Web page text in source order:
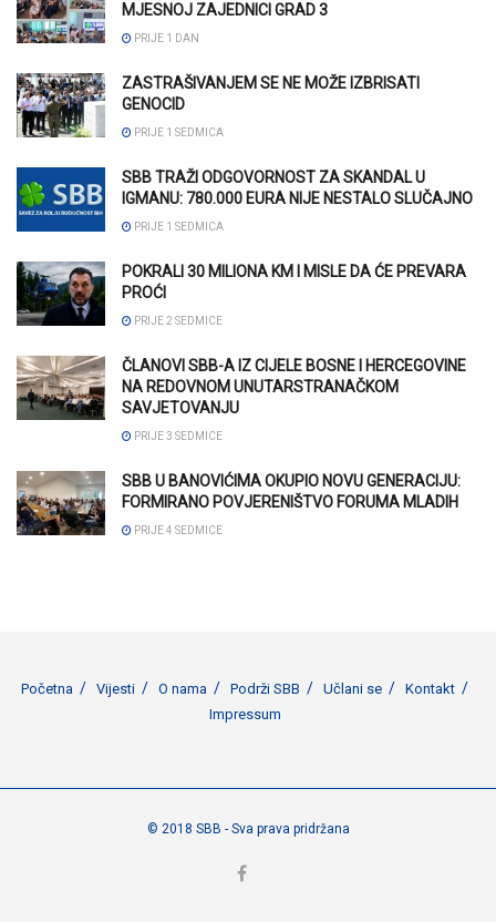
MJESNOJ ZAJEDNICI GRAD 3
PRIJE 1 DAN
ZASTRAŠIVANJEM SE NE MOŽE IZBRISATI
GENOCID
PRIJE 1 SEDMICA
SBB TRAŽI ODGOVORNOST ZA SKANDAL U
IGMANU: 780.000 EURA NIJE NESTALO SLUČAJNO
PRIJE 1 SEDMICA
POKRALI 30 MILIONA KM I MISLE DA ĆE PREVARA
PROĆI
PRIJE 2 SEDMICE
ČLANOVI SBB-A IZ CIJELE BOSNE I HERCEGOVINE
NA REDOVNOM UNUTARSTRANAČKOM
SAVJETOVANJU
PRIJE 3 SEDMICE
SBB U BANOVIĆIMA OKUPIO NOVU GENERACIJU:
FORMIRANO POVJERENIŠTVO FORUMA MLADIH
PRIJE 4 SEDMICE
Početna Vijesti O nama Podrži SBB Učlani se
Kontakt
Impressum
© 2018 SBB - Sva prava pridržana